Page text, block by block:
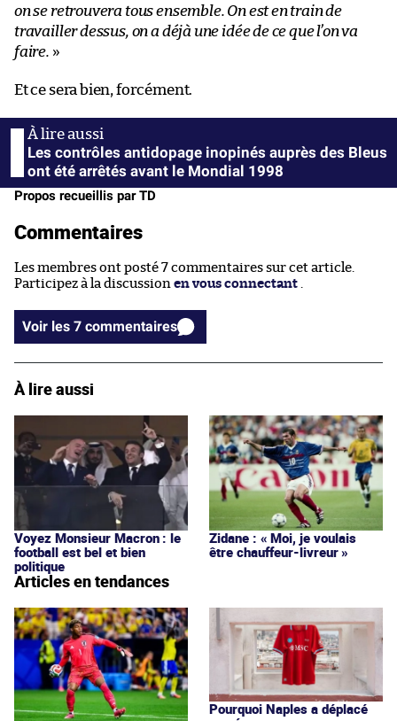
on se retrouvera tous ensemble. On est en train de
travailler dessus, on a déjà une idée de ce que l’on va
faire. »
Et ce sera bien, forcément.
Les contrôles antidopage inopinés auprès des Bleus
ont été arrêtés avant le Mondial 1998
Propos recueillis par TD
Commentaires
Les membres ont posté 7 commentaires sur cet article.
Participez à la discussion en vous connectant .
Voir les 7 commentaires
À lire aussi
Voyez Monsieur Macron : le
football est bel et bien
politique
Zidane : « Moi, je voulais
être chauffeur-livreur »
Articles en tendances
Pourquoi Naples a déplacé